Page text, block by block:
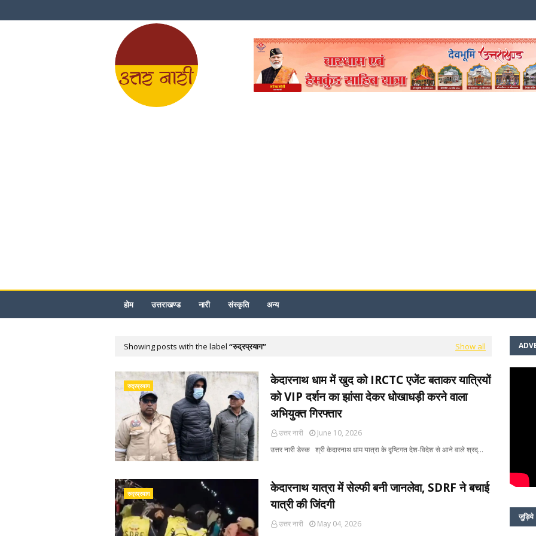
होम उत्तराखण्ड नारी संस्कृति अन्य
Showing posts with the label रुद्रप्रयाग Show all
रुद्रप्रयाग
केदारनाथ धाम में खुद को IRCTC एजेंट बताकर यात्रियों
को VIP दर्शन का झांसा देकर धोखाधड़ी करने वाला
अभियुक्त गिरफ्तार
उत्तर नारी
June 10, 2026
उत्तर नारी डेस्क ​श्री केदारनाथ धाम यात्रा के दृष्टिगत देश-विदेश से आने वाले श्रद्…
रुद्रप्रयाग
केदारनाथ यात्रा में सेल्फी बनी जानलेवा, SDRF ने बचाई
यात्री की जिंदगी
उत्तर नारी
May 04, 2026
जुड़िये